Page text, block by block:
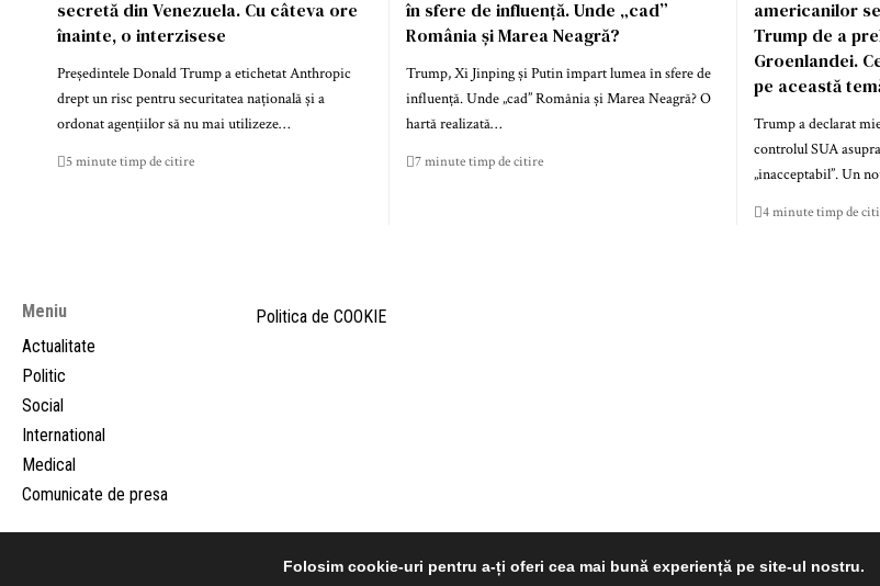
secretă din Venezuela. Cu câteva ore
înainte, o interzisese
Președintele Donald Trump a etichetat Anthropic
drept un risc pentru securitatea națională și a
ordonat agențiilor să nu mai utilizeze…
5 minute timp de citire
în sfere de influență. Unde „cad”
România și Marea Neagră?
Trump, Xi Jinping și Putin împart lumea în sfere de
influență. Unde „cad” România și Marea Neagră? O
hartă realizată…
7 minute timp de citire
americanilor
Trump de a
Groenlandei.
pe această
Trump a declarat
controlul SUA
„inacceptabil”. Un
4 minute timp de
Meniu
Actualitate
Politic
Social
International
Medical
Comunicate de presa
Politica de COOKIE
©RepereRomanesti.ro 2025
Folosim cookie-uri pentru a-ți oferi cea mai bună experiență pe site-ul nostru.